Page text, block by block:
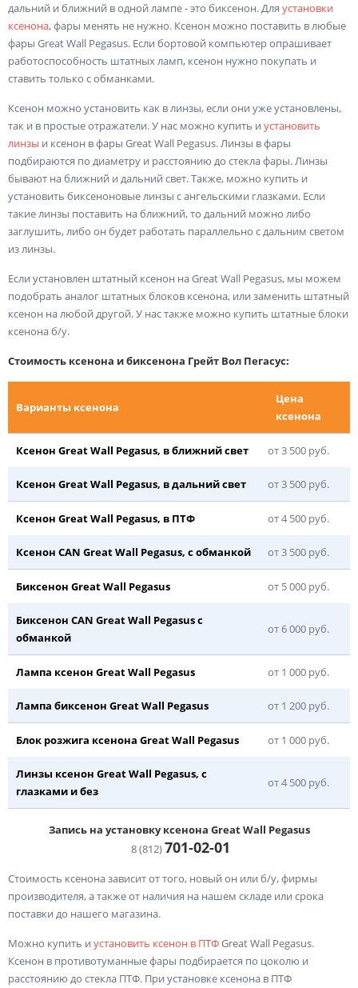
дальний и ближний в одной лампе - это биксенон. Для установки
ксенона, фары менять не нужно. Ксенон можно поставить в любые
фары Great Wall Pegasus. Если бортовой компьютер опрашивает
работоспособность штатных ламп, ксенон нужно покупать и
ставить только с обманками.
Ксенон можно установить как в линзы, если они уже установлены,
так и в простые отражатели. У нас можно купить и установить
линзы и ксенон в фары Great Wall Pegasus. Линзы в фары
подбираются по диаметру и расстоянию до стекла фары. Линзы
бывают на ближний и дальний свет. Также, можно купить и
установить биксеноновые линзы с ангельскими глазками. Если
такие линзы поставить на ближний, то дальний можно либо
заглушить, либо он будет работать параллельно с дальним светом
из линзы.
Если установлен штатный ксенон на Great Wall Pegasus, мы можем
подобрать аналог штатных блоков ксенона, или заменить штатный
ксенон на любой другой. У нас также можно купить штатные блоки
ксенона б/у.
Стоимость ксенона и биксенона Грейт Вол Пегасус:
Варианты ксенона
Цена
ксенона
Ксенон Great Wall Pegasus, в ближний свет от 3 500 руб.
Ксенон Great Wall Pegasus, в дальний свет от 3 500 руб.
Ксенон Great Wall Pegasus, в ПТФ от 4 500 руб.
Ксенон CAN Great Wall Pegasus, с обманкой от 3 500 руб.
Биксенон Great Wall Pegasus от 5 000 руб.
Биксенон CAN Great Wall Pegasus с
обманкой
от 6 000 руб.
Лампа ксенон Great Wall Pegasus от 1 000 руб.
Лампа биксенон Great Wall Pegasus от 1 200 руб.
Блок розжига ксенона Great Wall Pegasus от 1 000 руб.
Линзы ксенон Great Wall Pegasus, с
глазками и без
от 4 500 руб.
Запись на установку ксенона Great Wall Pegasus
8 (812)701-02-01
Стоимость ксенона зависит от того, новый он или б/у, фирмы
производителя, а также от наличия на нашем складе или срока
поставки до нашего магазина.
Можно купить и установить ксенон в ПТФGreat Wall Pegasus.
Ксенон в противотуманные фары подбирается по цоколю и
расстоянию до стекла ПТФ. При установке ксенона в ПТФ